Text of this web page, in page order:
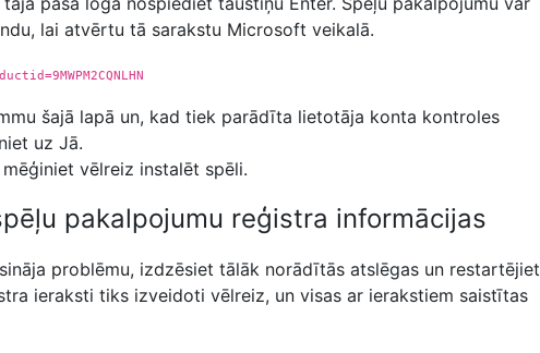
lai atvērtu tā sarakstu Microsoft veikalā.
šajā lapā un, kad tiek parādīta lietotāja konta kontroles
uz Jā.
vēlreiz instalēt spēli.
pakalpojumu reģistra informācijas
problēmu, izdzēsiet tālāk norādītās atslēgas un restartējiet
ieraksti tiks izveidoti vēlreiz, un visas ar ierakstiem saistītas